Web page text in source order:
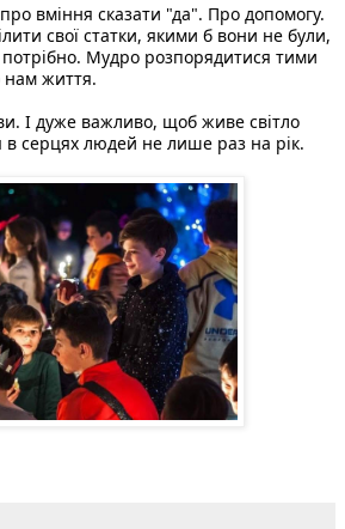
вміння сказати "да". Про допомогу.
свої статки, якими б вони не були,
Мудро розпорядитися тими
життя.
І дуже важливо, щоб живе світло
в серцях людей не лише раз на рік.